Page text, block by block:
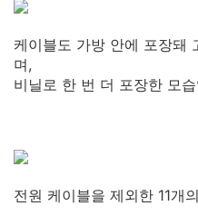
케이블도 가방 안에 포장돼
며,
비닐로 한 번 더 포장한 모
전원 케이블을 제외한 11개